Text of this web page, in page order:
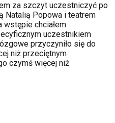
za szczyt uczestniczyć po
Natalią Popowa i teatrem
wstępie chciałem
uczestnikiem
przyczyniło się do
niż przeciętnym
czymś więcej niż